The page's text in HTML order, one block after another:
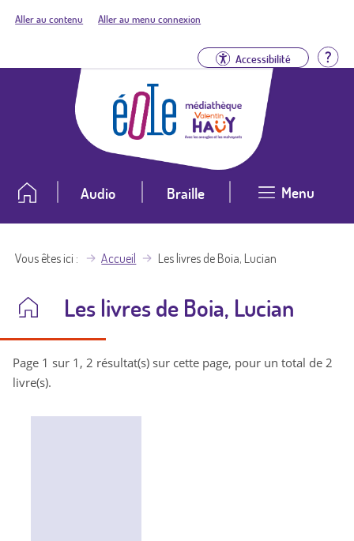
Aller au contenu Aller au menu connexion
Accessibilité
Audio Braille Menu
Vous êtes ici Accueil Les livres de Boia, Lucian
Les livres de Boia, Lucian
Page 1 sur 1, 2 résultat(s) sur cette page, pour un total de 2
livre(s).